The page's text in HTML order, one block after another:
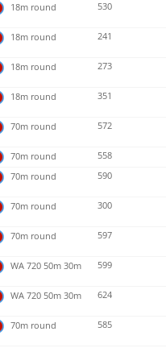
18m round 530
18m round 241
18m round 273
18m round 351
70m round 572
70m round
558
70m round 590
70m round 300
70m round 597
WA 720 50m 30m 599
WA 720 50m 30m 624
70m round 585